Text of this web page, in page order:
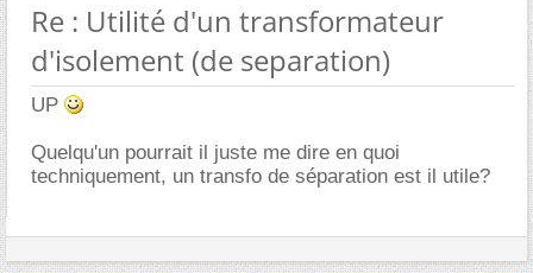
Re : Utilité d'un transformateur
d'isolement (de separation)
UP
Quelqu'un pourrait il juste me dire en quoi
techniquement, un transfo de séparation est il utile?